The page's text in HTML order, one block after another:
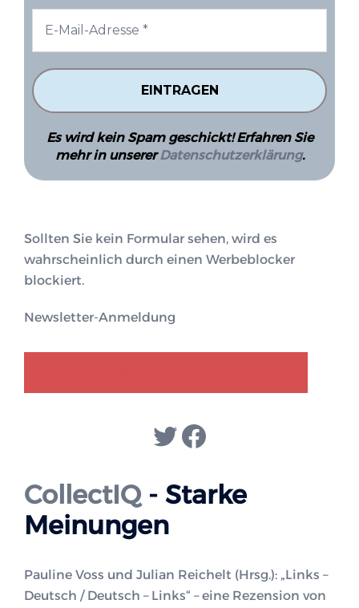
Es wird kein Spam geschickt! Erfahren Sie
mehr in unsererDatenschutzerklärung.
Sollten Sie kein Formular sehen, wird es
wahrscheinlich durch einen Werbeblocker
blockiert.
Newsletter-Anmeldung
Twitter
Facebook
CollectIQ- Starke
Meinungen
Pauline Voss und Julian Reichelt (Hrsg.): „Links –
Deutsch / Deutsch – Links“ – eine Rezension von